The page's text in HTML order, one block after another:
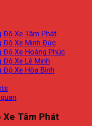
Độ Xe Tâm Phát
Độ Xe Minh Đức
Độ Xe Hoàng Phúc
Độ Xe Lê Minh
Độ Xe Hòa Bình
Xe Tâm Phát